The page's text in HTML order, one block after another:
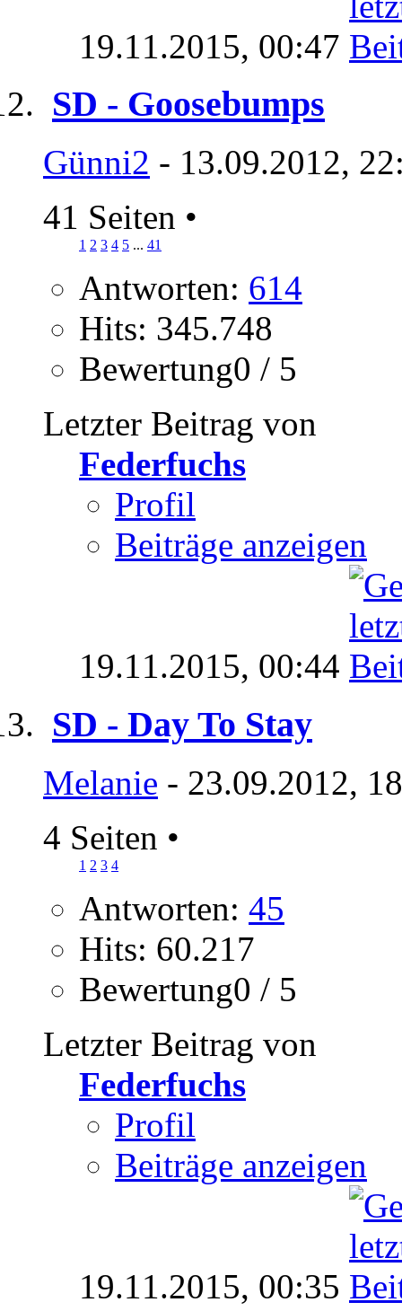
19.11.2015, 00:47
SD - Goosebumps
Günni2 - 13.09.2012,
41 Seiten •
1 2 3 4 5 ... 41
Antworten: 614
Hits: 345.748
Bewertung0 / 5
Letzter Beitrag von
Federfuchs
Profil
Beiträge anzeigen
19.11.2015, 00:44
SD - Day To Stay
Melanie - 23.09.2012,
4 Seiten •
1 2 3 4
Antworten: 45
Hits: 60.217
Bewertung0 / 5
Letzter Beitrag von
Federfuchs
Profil
Beiträge anzeigen
19.11.2015, 00:35